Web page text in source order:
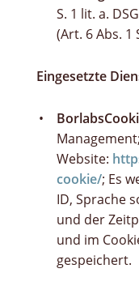
S. 1 lit. a.
(Art. 6 Abs. 1
Eingesetzte
Website:
cookie/; Es
ID, Sprache
und der
und im
gespeichert.